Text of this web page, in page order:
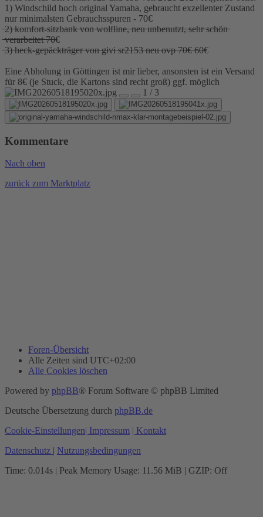
1) Windschild hoch original Yamaha, gebraucht exzellenter Zustand
nur minimalsten Gebrauchsspuren - 70€
̶2̶)̶ ̶̶k̶̶o̶̶m̶̶f̶̶o̶̶r̶̶t̶-̶s̶̶i̶̶t̶̶z̶̶b̶̶a̶̶n̶̶k̶̶ ̶̶v̶̶o̶̶n̶̶ ̶̶w̶̶o̶̶l̶̶f̶̶l̶̶i̶̶n̶̶e̶̶,̶̶ ̶̶n̶̶e̶̶u̶̶ ̶̶u̶̶n̶̶b̶̶e̶̶n̶̶u̶̶t̶̶z̶̶t̶̶,̶̶ ̶̶s̶̶e̶̶h̶̶r̶̶ ̶̶s̶̶c̶̶h̶̶ö̶̶n̶̶
̶̶v̶̶e̶̶r̶̶a̶̶r̶̶b̶̶e̶̶i̶̶t̶̶e̶̶t̶̶ ̶̶7̶̶0̶€
̶3̶)̶ ̶̶h̶̶e̶̶c̶̶k̶-̶g̶̶e̶̶p̶̶ä̶̶c̶̶k̶̶t̶̶r̶̶ä̶̶g̶̶e̶̶r̶̶ ̶̶v̶̶o̶̶n̶̶ ̶̶g̶̶i̶̶v̶̶i̶̶ ̶̶s̶̶r̶̶2̶̶1̶̶5̶̶3̶̶ ̶̶n̶̶e̶̶u̶̶ ̶̶o̶̶v̶̶p̶̶ ̶̶̶7̶̶̶̶0̶̶€̶ ̶̶6̶̶0̶€
Eine Abholung in Göttingen ist mir lieber, ansonsten ist ein Versand
für 8€ (je Stuck, die Kartons sind recht groß) ggf. möglich
1 / 3
Kommentare
Nach oben
zurück zum Marktplatz
Foren-Übersicht
Alle Zeiten sind UTC+02:00
Alle Cookies löschen
Powered by phpBB® Forum Software © phpBB Limited
Deutsche Übersetzung durch phpBB.de
Cookie-Einstellungen | Impressum
| Kontakt
Datenschutz
Nutzungsbedingungen
Time: 0.014s | Peak Memory Usage: 11.56 MiB | GZIP: Off